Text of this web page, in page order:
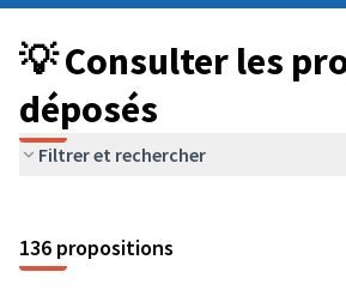
💡 Consulter les
déposés
Filtrer et rechercher
136 propositions